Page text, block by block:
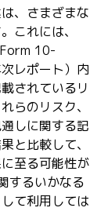
、さまざまな
これには、
10-
レポート）内
されているリ
らのリスク、
しに関する記
と比較して、
至る可能性が
するいかなる
て利用しては